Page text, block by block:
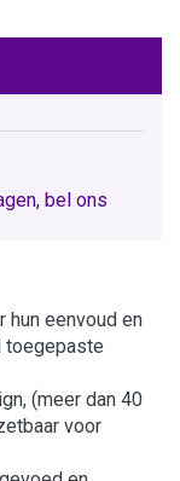
bel ons
hun eenvoud en
toegepaste
(meer dan 40
voor